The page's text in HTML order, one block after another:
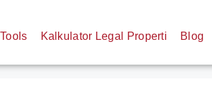
Kalkulator Legal Properti Blog